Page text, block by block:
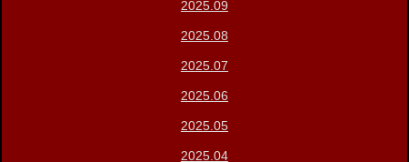
2025.09
2025.08
2025.07
2025.06
2025.05
2025.04